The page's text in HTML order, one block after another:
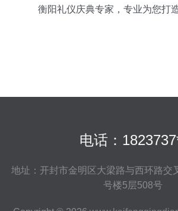
衡阳礼仪庆典专家，专业为您打
电话：
地址：开封市金明区大梁路与西环路交
号楼5层508号